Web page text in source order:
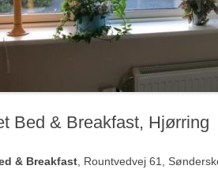
Bed & Breakfast, Hjørring
& Breakfast , Rountvedvej 61,